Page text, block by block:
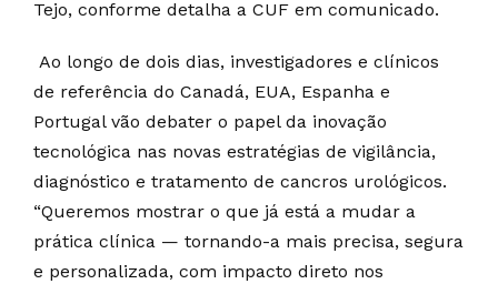
Tejo, conforme detalha a CUF em comunicado.
Ao longo de dois dias, investigadores e clínicos
de referência do Canadá, EUA, Espanha e
Portugal vão debater o papel da inovação
tecnológica nas novas estratégias de vigilância,
diagnóstico e tratamento de cancros urológicos.
“Queremos mostrar o que já está a mudar a
prática clínica — tornando-a mais precisa, segura
e personalizada, com impacto direto nos